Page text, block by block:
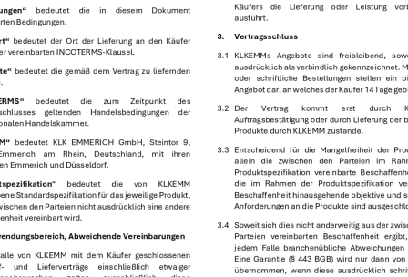
Oleo Basics
Polymers
Disclaimer •Personal Data Notice Statement•
bedeutet die in diesem
Dokument
Bedingungen.
bedeutet  der  Ort  der  Lieferung  an  den  Käufer
vereinbarten INCOTERMS-Klausel.
bedeutet  die  gemäß  dem  Vertrag  zu  liefernden
bedeutet die zum Zeitpunkt des
geltenden Handelsbedingungen
der
Handelskammer.
bedeutet KLK EMMERICH GmbH, Steintor 9,
am Rhein, Deutschland, mit
ihren
Emmerich und Düsseldorf.
“ bedeutet die von
KLKEMM
Standardspezifikation für das jeweilige Produkt,
den Parteien nicht ausdrücklich eine andere
vereinbart wird.
Abweichende Vereinbarungen
von  KLKEMM  mit  dem  Käufer  geschlossenen
und Lieferverträge einschließlich
etwaiger
Käufers
die Lieferung oder Leistung
ausführt.
3. Vertragsschluss
3.1 KLKEMMs Angebote sind freibleibend,
ausdrücklich als verbindlich gekennzeichnet.
oder schriftliche Bestellungen stellen ein
Angebot dar, an welches der Käufer 14 Tage
3.2 Der Vertrag kommt erst durch
Auftragsbestätigung oder durch Lieferung der
Produkte durch KLKEMM zustande.
3.3 Entscheidend für die Mangelfreiheit der
allein
die zwischen den Parteien im
Produktspezifikation vereinbarte
die im Rahmen der Produktspezifikation
Beschaffenheit hinausgehende objektive und
Anforderungen an die Produkte sind
3.4 Soweit sich dies nicht anderweitig aus der
Parteien vereinbarten Beschaffenheit ergibt,
jedem  Falle  branchenübliche  Abweichungen
Eine  Garantie  (§  443  BGB)  wird  nur  dann  von
übernommen,  wenn  diese  ausdrücklich